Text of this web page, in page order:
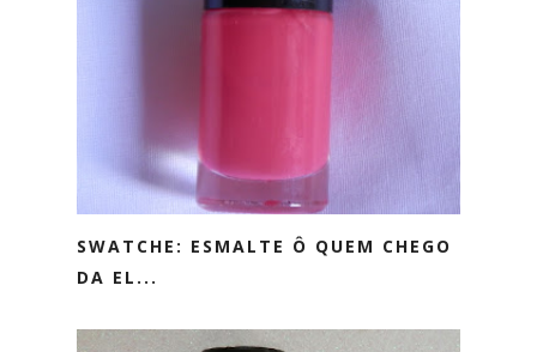
SWATCHE: ESMALTE Ô QUEM CHEGO
DA EL...